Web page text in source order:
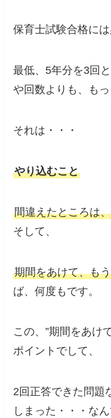
保育士試験合格に
最低、5年分を3回
や回数よりも、も
それは・・・
やり込むこと
間違えたところは
そして、
期間をあけて、も
ば、何度もです。
この、”期間をあけ
ポイントでして、
2回正答できた問題
しまった・・・な